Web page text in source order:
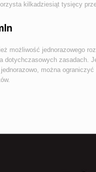
kilkadziesiąt tysięcy
możliwość jednorazowego
zasadach.
można